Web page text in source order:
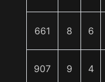
661 8 6
907 9 4